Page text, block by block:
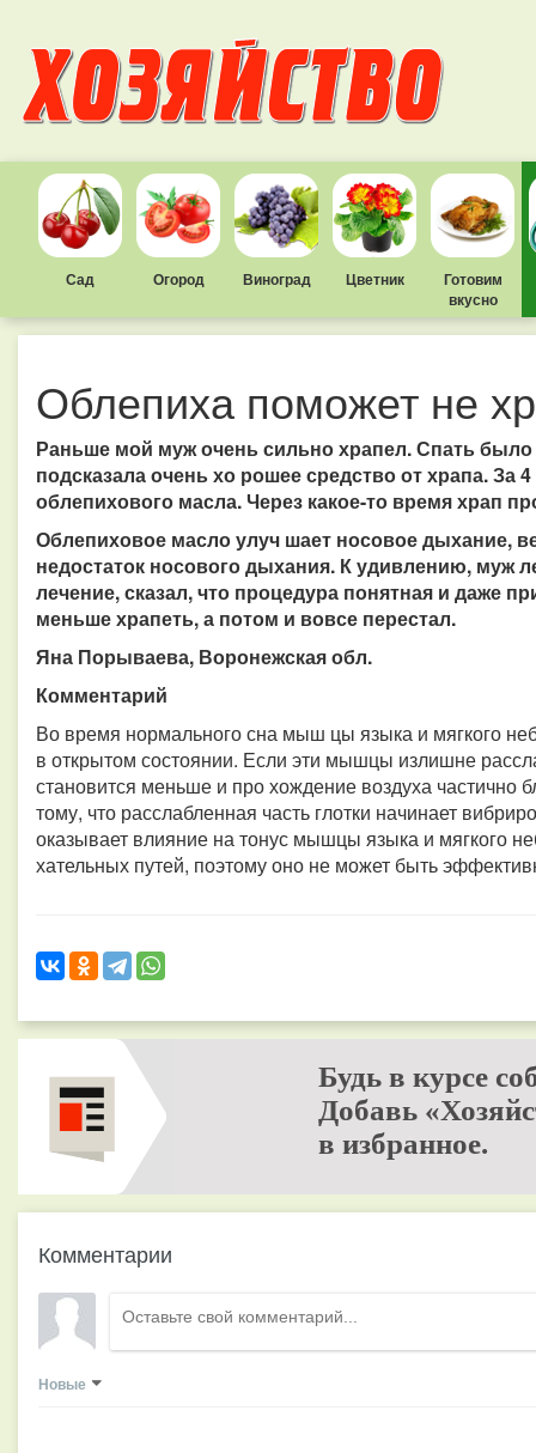
Сад Огород Виноград Цветник
Готовим
вкусно
Облепиха поможет не
Раньше мой муж очень сильно храпел. Спать
подсказала очень хо рошее средство от храпа. За
облепихового масла. Через какое-то время храп
Облепиховое масло улуч шает носовое дыхание,
недостаток носового дыхания. К удивлению, муж
лечение, сказал, что процедура понятная и даже
меньше храпеть, а потом и вовсе перестал.
Яна Порываева, Воронежская обл.
Комментарий
Во время нормального сна мыш цы языка и мягкого
в открытом состоянии. Если эти мышцы излишне
становится меньше и про хождение воздуха частично
тому, что расслабленная часть глотки начинает
оказывает влияние на тонус мышцы языка и мягкого
хательных путей, поэтому оно не может быть
Будь в курсе
Добавь
в избранное.
Комментарии
Новые